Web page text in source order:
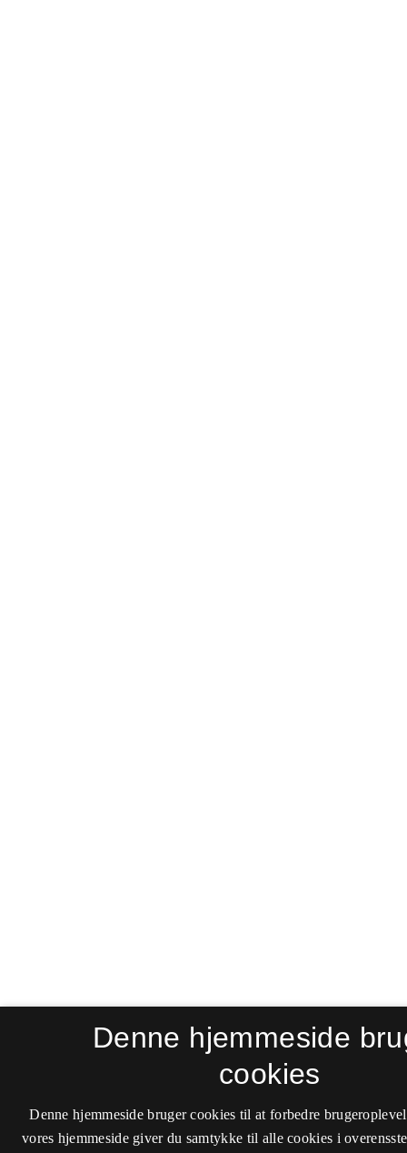
Denne hjemmeside
cookies
Denne hjemmeside bruger cookies til at forbedre
vores hjemmeside giver du samtykke til alle cookies i